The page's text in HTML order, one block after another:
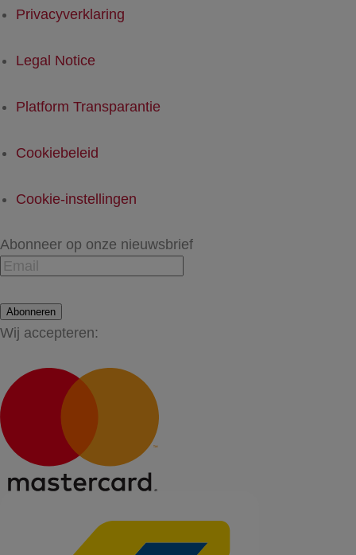
Privacyverklaring
Legal Notice
Platform Transparantie
Cookiebeleid
Cookie-instellingen
Abonneer op onze nieuwsbrief
Abonneren
Wij accepteren: